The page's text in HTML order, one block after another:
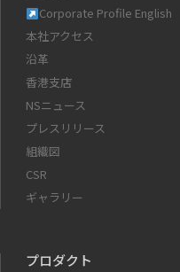
Corporate Profile English
本社アクセス
沿革
香港支店
NSニュース
プレスリリース
組織図
CSR
ギャラリー
プロダクト